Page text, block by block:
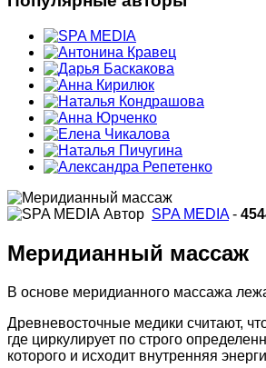
Автор SPA MEDIA -
Меридианный массаж
В основе меридианного массажа
Древневосточные медики считают,
где циркулирует по строго
которого и исходит внутренняя